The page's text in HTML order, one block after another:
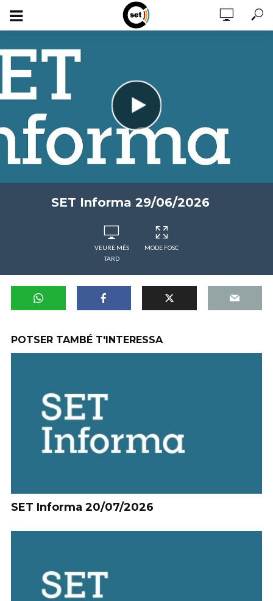
SET Informa 29/06/2026
VEURE MÉS
TARD
MODE FOSC
POTSER TAMBÉ T'INTERESSA
SET Informa 20/07/2026